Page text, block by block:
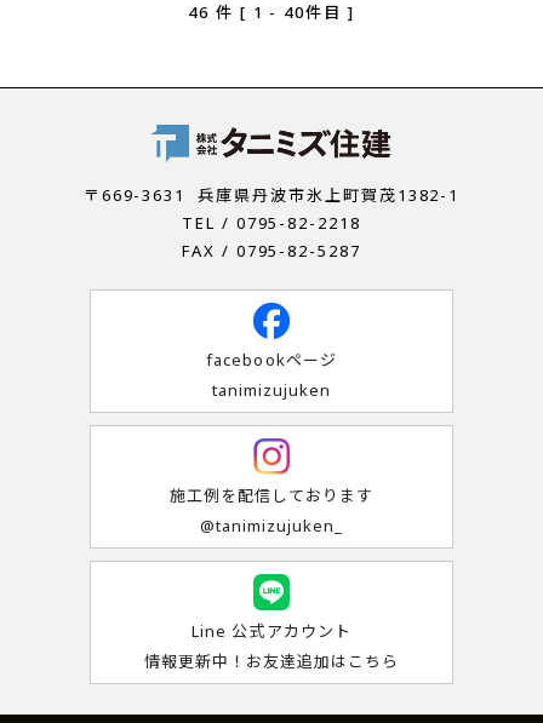
46 件 [ 1 - 40件目 ]
〒669-3631
兵庫県丹波市氷上町賀茂1382-1
TEL / 0795-82-2218
FAX / 0795-82-5287
facebookページ
tanimizujuken
施工例を配信しております
@tanimizujuken_
Line 公式アカウント
情報更新中！お友達追加はこちら